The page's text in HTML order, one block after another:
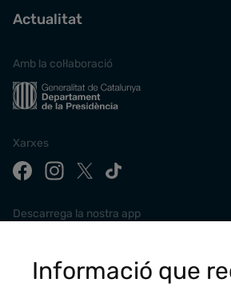
Actualitat
Amb la col·laboració
Xarxes
Descarrega la nostra app
Informació que